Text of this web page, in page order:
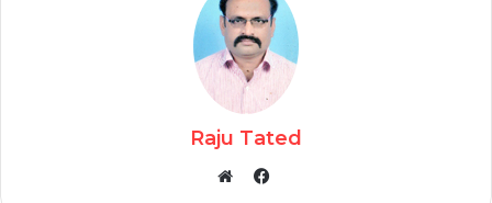
Raju Tated
Facebook